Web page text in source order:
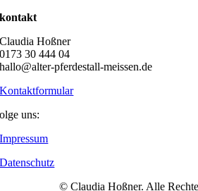
kontakt
Claudia Hoßner
0173 30 444 04
hallo@alter-pferdestall-meissen.de
Kontaktformular
uns:
Impressum
Datenschutz
© Claudia Hoßner. Alle